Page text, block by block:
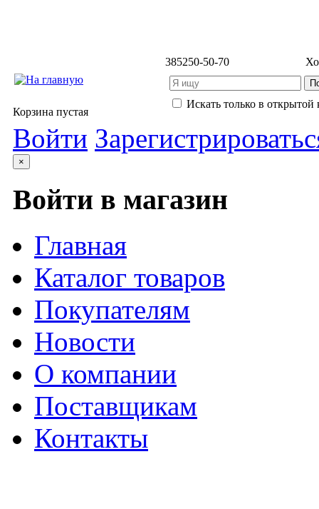
385250-50-70
Искать только в открытой
Корзина пустая
Войти
×
Войти в магазин
Главная
Каталог товаров
Покупателям
Новости
О компании
Поставщикам
Контакты